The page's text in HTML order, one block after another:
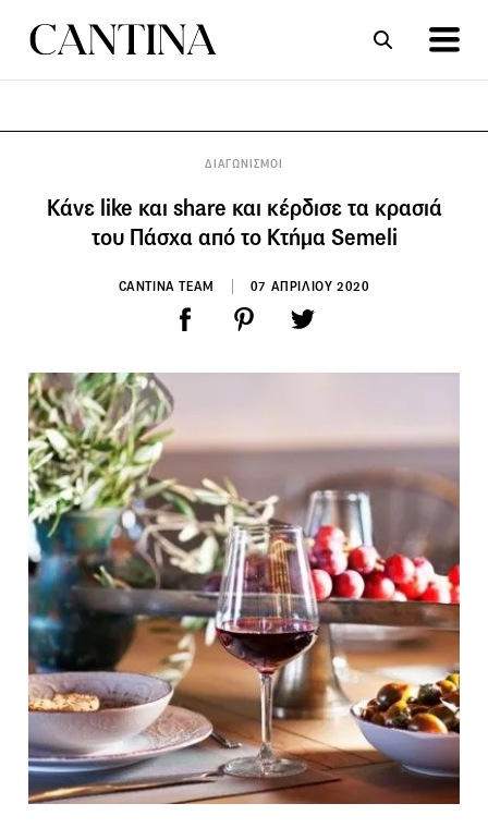
ΔΙΑΓΩΝΙΣΜΟΙ
Κάνε like και share και κέρδισε τα κρασιά
του Πάσχα από το Κτήμα Semeli
CANTINA TEAM 07 ΑΠΡΙΛΙΟΥ 2020